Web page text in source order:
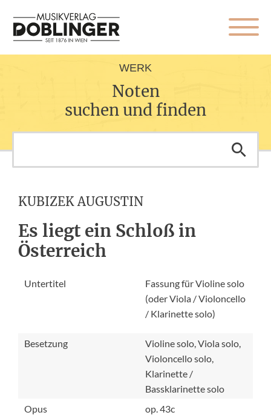
WERK
Noten
suchen und finden
KUBIZEK AUGUSTIN
Es liegt ein Schloß in
Österreich
Untertitel
Fassung für Violine solo
(oder Viola / Violoncello
/ Klarinette solo)
Besetzung
Violine solo, Viola solo,
Violoncello solo,
Klarinette /
Bassklarinette solo
Opus
op. 43c